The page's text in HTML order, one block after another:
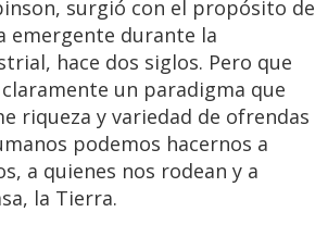
surgió con el propósito de
emergente durante la
hace dos siglos. Pero que
un paradigma que
riqueza y variedad de ofrendas
podemos hacernos a
a quienes nos rodean y a
la Tierra.